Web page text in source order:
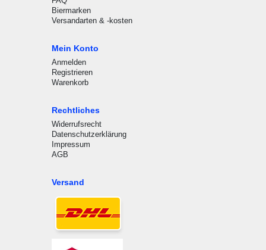
Biermarken
Versandarten & -kosten
Mein Konto
Anmelden
Registrieren
Warenkorb
Rechtliches
Widerrufsrecht
Datenschutzerklärung
Impressum
AGB
Versand